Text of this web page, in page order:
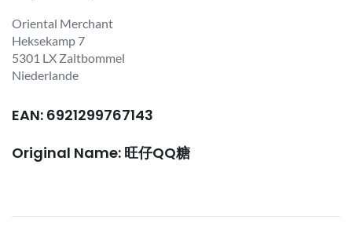
Oriental Merchant
Heksekamp 7
5301 LX Zaltbommel
Niederlande
EAN: 6921299767143
Original Name: 旺仔QQ糖